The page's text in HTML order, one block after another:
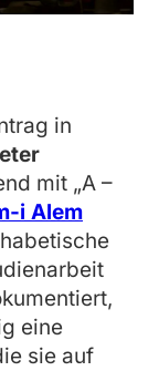
in
mit „A –
i Alem
eine
sie auf